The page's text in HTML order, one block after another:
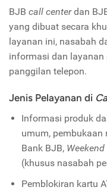
BJB call centerdan
yang dibuat secara
layanan ini, nasabah
informasi dan
panggilan telepon.
Jenis Pelayanan di
Informasi produk
umum, pembukaan
Bank BJB,
(khusus nasabah
Pemblokiran kartu